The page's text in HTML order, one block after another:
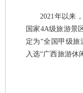
2021年以来
国家4A级旅游景
定为“全国甲级
入选“广西旅游休